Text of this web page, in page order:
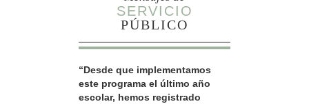
SERVICIO
PÚBLICO
“Desde que implementamos
este programa el último año
escolar, hemos registrado